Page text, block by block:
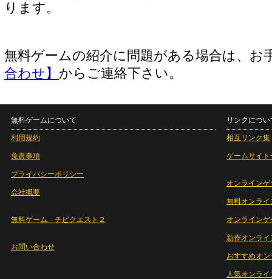
ります。
無料ゲームの紹介に問題がある場合は、お
合わせ】 からご連絡下さい。
無料ゲームについて
利用規約
免責事項
プライバシーポリシー
会社概要
無料ゲーム チビクエスト２
お問い合わせ
リンクについ
相互リンク集
ゲームサイト
オンラインゲ
無料オンライ
オンライン
新作オンライ
おすすめオ
人気オンラ